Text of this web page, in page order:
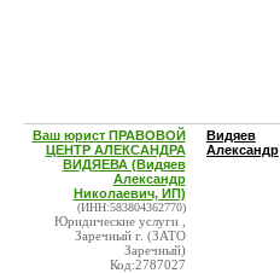
Ваш юрист ПРАВОВОЙ
ЦЕНТР АЛЕКСАНДРА
ВИДЯЕВА (Видяев
Александр
Николаевич, ИП)
(ИНН:583804362770)
Юридические услуги ,
Заречный г. (ЗАТО
Заречный)
Код:2787027
Видяев
Александр